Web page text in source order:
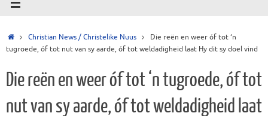
HomeChristian News / Christelike Nuus
Die reën en weer óf tot ‘n
tugroede, óf tot nut van sy aarde, óf tot weldadigheid laat Hy dit sy doel vind
Die reën en weer óf tot ‘n tugroede, óf tot
nut van sy aarde, óf tot weldadigheid laat